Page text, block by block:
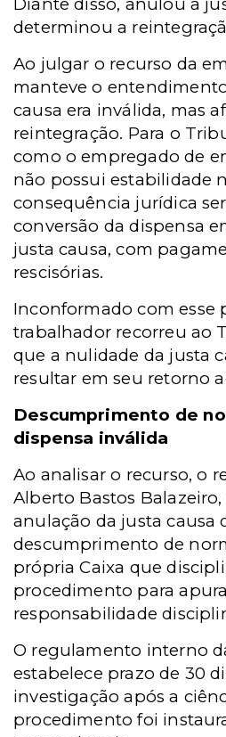
determinou a
Ao julgar o recurso da
manteve o
causa era inválida, mas
reintegração. Para o
como o empregado de
não possui estabilidade
consequência jurídica
conversão da dispensa
justa causa, com
rescisórias.
Inconformado com esse
trabalhador recorreu ao
que a nulidade da justa
resultar em seu retorno
Descumprimento de
dispensa inválida
Ao analisar o recurso, o
Alberto Bastos
anulação da justa causa
descumprimento de
própria Caixa que
procedimento para
responsabilidade
O regulamento interno
estabelece prazo de 30
investigação após a
procedimento foi